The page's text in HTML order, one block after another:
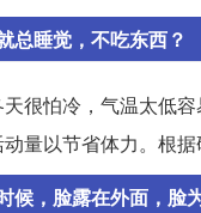
总睡觉，不吃东西？
很怕冷，气温太低
量以节省体力。根
候，脸露在外面，脸